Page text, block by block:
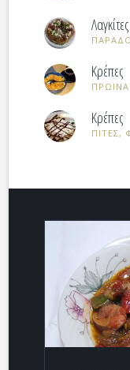
Λαγκίτες
Κρέπες
ΠΡΩΙΝΑ
Κρέπες
ΠΙΤΕΣ,